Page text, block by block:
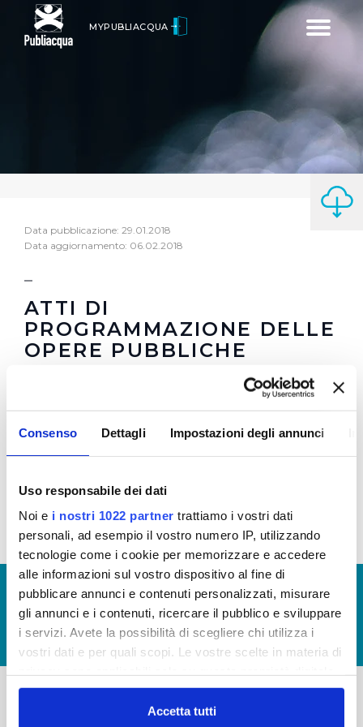
Consenso Dettagli Impostazioni degli annunci
Uso responsabile dei dati
Noi e i nostri 1022 partner trattiamo i vostri dati
personali, ad esempio il vostro numero IP, utilizzando
tecnologie come i cookie per memorizzare e accedere
alle informazioni sul vostro dispositivo al fine di
pubblicare annunci e contenuti personalizzati, misurare
gli annunci e i contenuti, ricercare il pubblico e sviluppare
i servizi. Avete la possibilità di scegliere chi utilizza i
vostri dati e per quali scopi. Le vostre scelte in materia di
in cui avete effettuato le vostre scelte. È possibile
modificare o revocare il proprio consenso in qualsiasi
Accetta tutti
Toggle
MYPUBLIACQUA
Data pubblicazione: 29.01.2018
Data aggiornamento: 06.02.2018
ATTI DI
PROGRAMMAZIONE DELLE
OPERE PUBBLICHE
In questa sezione puoi trovare il programma degli
documentazione)
© Copyright 2017 - 2026
GLOSSARIO
GIUDICA IL SERVIZIO
LAVORA CON NOI
-